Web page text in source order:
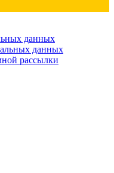
данных
данных
рассылки